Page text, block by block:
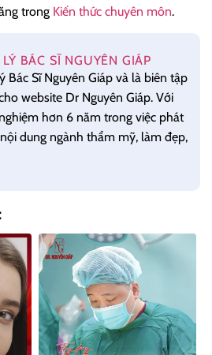
trong Kiến thức chuyên môn.
BÁC SĨ NGUYÊN GIÁP
Bác Sĩ Nguyên Giáp và là biên tập
website Dr Nguyên Giáp. Với
hơn 6 năm trong việc phát
dung ngành thẩm mỹ, làm đẹp,